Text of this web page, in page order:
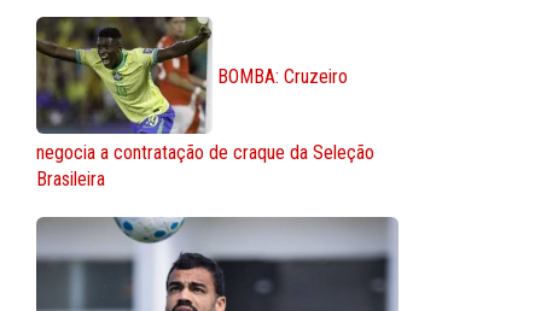
BOMBA: Cruzeiro
negocia a contratação de craque da Seleção
Brasileira